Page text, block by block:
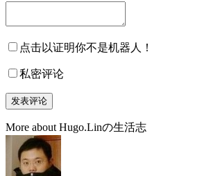
点击以证明你不是机器人！
私密评论
More about Hugo.Linの生活志